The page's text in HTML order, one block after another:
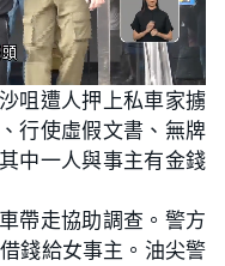
咀遭人押上私車家擄
行使虛假文書、無牌
中一人與事主有金錢
帶走協助調查。警方
錢給女事主。油尖警